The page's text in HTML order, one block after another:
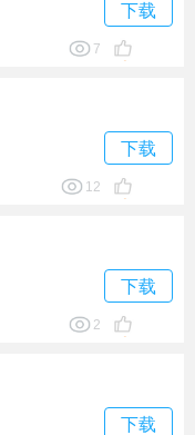
下载
7
下载
12
下载
2
下载